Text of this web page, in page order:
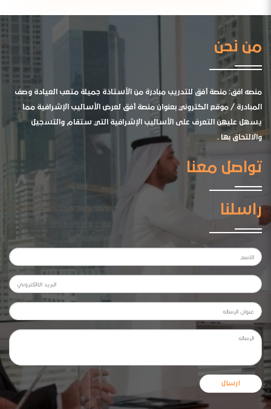
من نحن
منصه افق: منصة أفق للتدريب مبادرة من الأستاذة جميلة متعب العيادة وصف
المبادرة / موقع الكتروني بعنوان منصة أفق لعرض الأساليب الإشرافية مما
يسهل عليهن التعرف على الأساليب الإشرافية التي ستقام والتسجيل
والالتحاق بها .
تواصل معنا
راسلنا
ارسال